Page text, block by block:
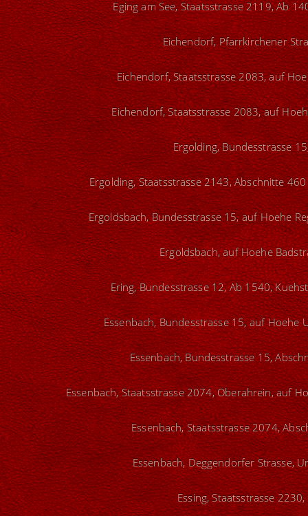
Eging am See, Staatsstrasse 2119, Ab
Eichendorf, Pfarrkirchener
Eichendorf, Staatsstrasse 2083, auf
Eichendorf, Staatsstrasse 2083, auf
Ergolding, Bundesstrasse
Ergolding, Staatsstrasse 2143, Abschnitte
Ergoldsbach, Bundesstrasse 15, auf Hoehe
Ergoldsbach, auf Hoehe
Ering, Bundesstrasse 12, Ab 1540,
Essenbach, Bundesstrasse 15, auf
Essenbach, Bundesstrasse 15,
Essenbach, Staatsstrasse 2074, Oberahrein, auf
Essenbach, Staatsstrasse 2074,
Essenbach, Deggendorfer Strasse,
Essing, Staatsstrasse